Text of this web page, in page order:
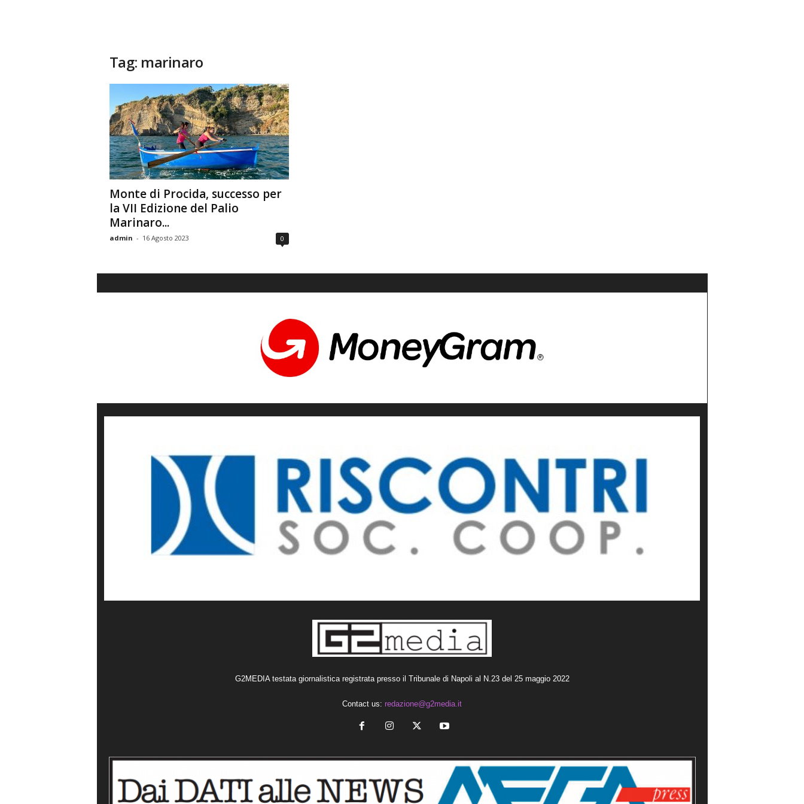
Tag: marinaro
Monte di Procida, successo per
la VII Edizione del Palio
Marinaro...
admin - 16 Agosto 2023 0
G2MEDIA testata giornalistica registrata presso il Tribunale di Napoli al N.23 del 25 maggio 2022
Contact us: redazione@g2media.it